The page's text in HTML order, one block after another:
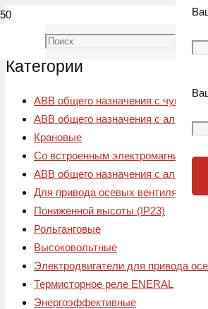
Категории
АВВ общего назначения с
АВВ общего назначения с
Крановые
Со встроенным электромагнитным
АВВ общего назначения с
Для привода осевых
Пониженной высоты (IP23)
Рольганговые
Высоковольтные
Электродвигатели для привода
Термисторное реле ENERAL
Энергоэффективные